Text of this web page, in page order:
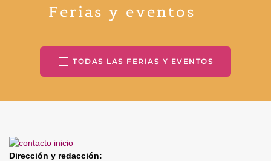
Ferias y eventos
TODAS LAS FERIAS Y EVENTOS
Dirección y redacción: